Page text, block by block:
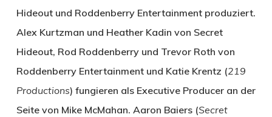
Hideout und Roddenberry Entertainment produziert.
Alex Kurtzman und Heather Kadin von Secret
Hideout, Rod Roddenberry und Trevor Roth von
Roddenberry Entertainment und Katie Krentz (219
Productions) fungieren als Executive Producer an der
Seite von Mike McMahan. Aaron Baiers (Secret